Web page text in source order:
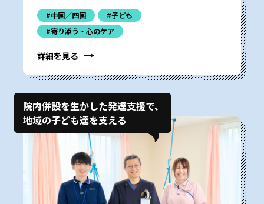
#中国／四国
#子ども
#寄り添う・心のケア
詳細を見る
院内併設を生かした発達支援で、
地域の子ども達を支える